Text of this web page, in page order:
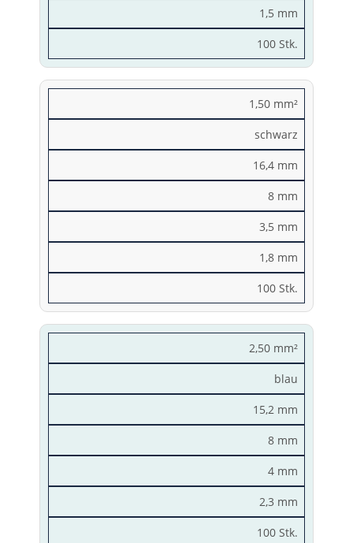
1,5 mm
100 Stk.
1,50 mm²
schwarz
16,4 mm
8 mm
3,5 mm
1,8 mm
100 Stk.
2,50 mm²
blau
15,2 mm
8 mm
4 mm
2,3 mm
100 Stk.